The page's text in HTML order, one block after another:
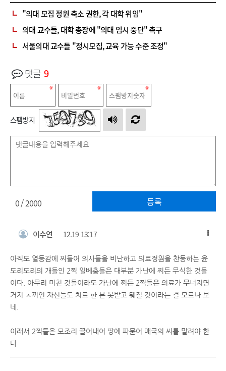
"의대 모집 정원 축소 권한, 각 대학 위임"
의대 교수들, 대학 총장에 "의대 입시 중단" 촉구
서울의대 교수들 "정시모집, 교육 가능 수준 조정"
댓글 9
스팸방지
등록
0/ 2000
이수연 12.19 13:17
아직도 열등감에 찌들어 의사들을 비난하고 의료정원을 찬동하는 윤
도리도리의 개들인 2찍 일베충들은 대부분 가난에 찌든 무식한 것들
이다. 아무리 미친 것들이라도 가난에 찌든 2찍들은 의료가 무너지면
거지 ㅅ끼인 자신들도 치료 한 본 못받고 뒈질 것이라는 걸 모르나 보
네.
이래서 2찍들은 모조리 끌어내어 땅에 파묻어 매국의 씨를 말려야 한
다